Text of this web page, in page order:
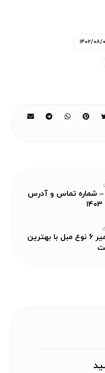
۰۸/۰۷
– شماره تماس و آدرس
تعمیر مبل در کرمانشاه-تعمیر ۶ نوع مبل با بهترین